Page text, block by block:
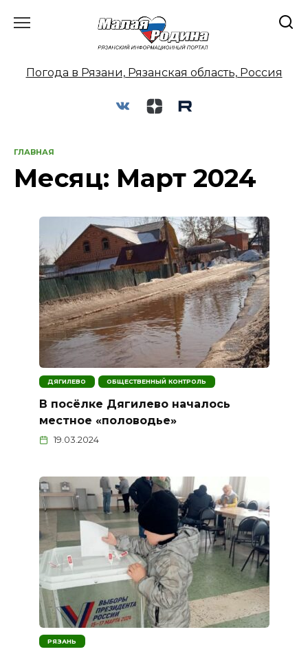
Погода в Рязани, Рязанская область, Россия
ГЛАВНАЯ
Месяц: Март 2024
ДЯГИЛЕВО ОБЩЕСТВЕННЫЙ КОНТРОЛЬ
В посёлке Дягилево началось
местное «половодье»
19.03.2024
РЯЗАНЬ